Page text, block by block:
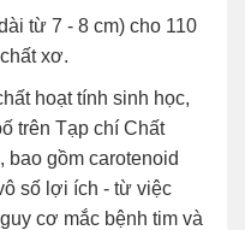
từ 7 - 8 cm) cho 110
xơ.
hoạt tính sinh học,
trên Tạp chí Chất
bao gồm carotenoid
số lợi ích - từ việc
cơ mắc bệnh tim và